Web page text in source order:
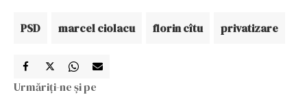
PSD marcel ciolacu florin cîtu privatizare
Urmăriți-ne și pe